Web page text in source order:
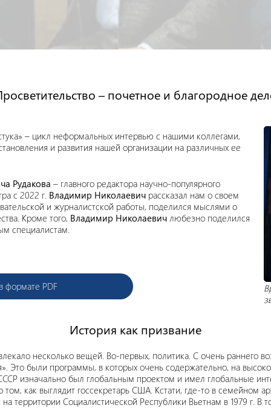
– почетное и благородное
– цикл неформальных интервью с нашими коллегами,
и развития нашей организации на различных ее
Рудакова – главного редактора научно-популярного
с 2022 г. Владимир Николаевич рассказал нам о своем
и журналистской работы, поделился мыслями о
Кроме того, Владимир Николаевич любезно поделился
специалистам.
формате PDF
История как призвание
несколько вещей. Во-первых, политика. С очень раннего
Это были программы, в которых очень содержательно, на
изначально был глобальным проектом и имел глобальные
как выглядит госсекретарь США. Кстати, где-то в семейном
территории Социалистической Республики Вьетнам в 1979 г. В